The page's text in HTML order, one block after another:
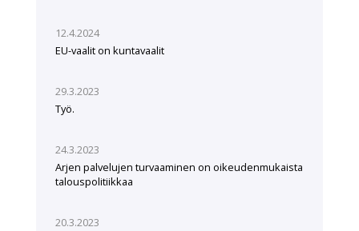
12.4.2024
EU-vaalit on kuntavaalit
29.3.2023
Työ.
24.3.2023
Arjen palvelujen turvaaminen on oikeudenmukaista
talouspolitiikkaa
20.3.2023